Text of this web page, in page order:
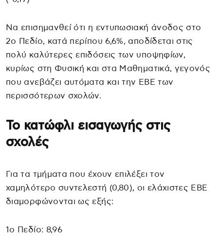
Να επισημανθεί ότι η εντυπωσιακή άνοδος στο
2ο Πεδίο, κατά περίπου 6,6%, αποδίδεται στις
πολύ καλύτερες επιδόσεις των υποψηφίων,
κυρίως στη Φυσική και στα Μαθηματικά, γεγονός
που ανεβάζει αυτόματα και την ΕΒΕ των
περισσότερων σχολών.
Το κατώφλι εισαγωγής στις
σχολές
Για τα τμήματα που έχουν επιλέξει τον
χαμηλότερο συντελεστή (0,80), οι ελάχιστες ΕΒΕ
διαμορφώνονται ως εξής:
1ο Πεδίο: 8,96